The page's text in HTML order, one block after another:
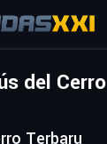
del Cerro
Terbaru